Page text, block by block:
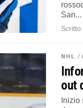
San...
Scritto
NHL /
out